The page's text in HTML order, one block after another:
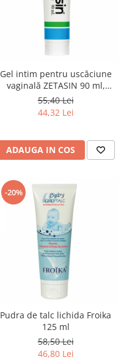
Gel intim pentru uscăciune
vaginală ZETASIN 90 ml,
Froika
55,40 Lei
44,32 Lei
ADAUGA IN COS
-20%
Pudra de talc lichida Froika
125 ml
58,50 Lei
46,80 Lei